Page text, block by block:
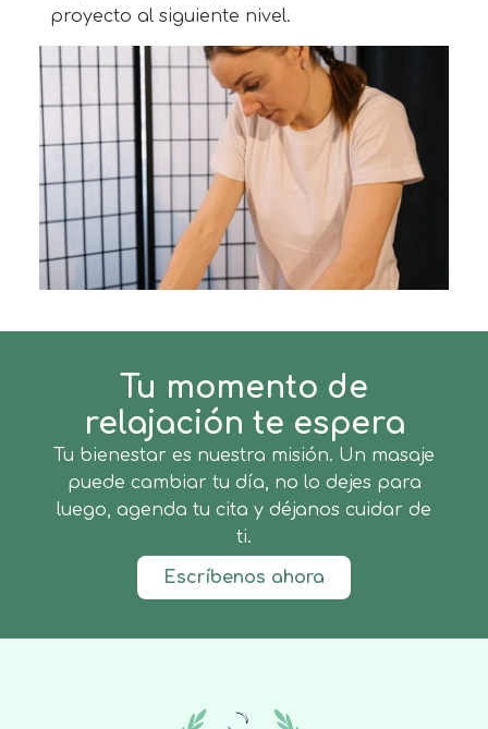
proyecto al siguiente nivel.
Tu momento de
relajación te espera
Tu bienestar es nuestra misión. Un masaje
puede cambiar tu día, no lo dejes para
luego, agenda tu cita y déjanos cuidar de
ti.
Escríbenos ahora